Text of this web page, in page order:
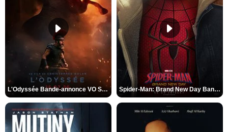
L'Odyssée Bande-annonce VO STFR Spider-Man: Brand New Day Bande-annonce VO STFR